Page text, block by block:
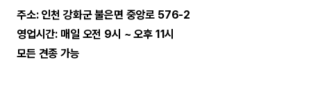
주소: 인천 강화군 불은면 중앙로 576-2
영업시간: 매일 오전 9시 ~ 오후 11시
모든 견종 가능